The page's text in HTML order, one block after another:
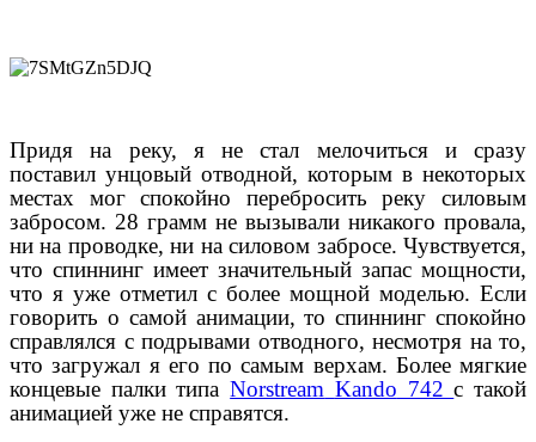
Придя на реку, я не стал мелочиться и сразу
поставил унцовый отводной, которым в некоторых
местах мог спокойно перебросить реку силовым
забросом. 28 грамм не вызывали никакого провала,
ни на проводке, ни на силовом забросе. Чувствуется,
что спиннинг имеет значительный запас мощности,
что я уже отметил с более мощной моделью. Если
говорить о самой анимации, то спиннинг спокойно
справлялся с подрывами отводного, несмотря на то,
что загружал я его по самым верхам. Более мягкие
концевые палки типаNorstream Kando 742c такой
анимацией уже не справятся.